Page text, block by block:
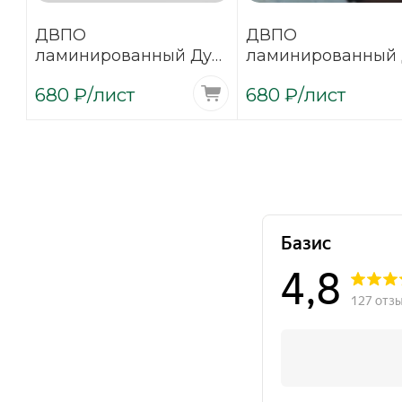
ДВПО
ламинированный Дуб
3,2х1700х2745
680 ₽/лист
ДВПО
ламинированный
680₽/лист